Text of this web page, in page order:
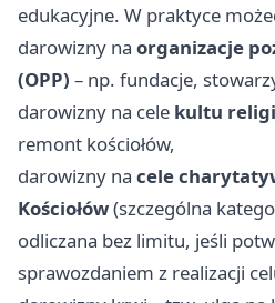
edukacyjne. W praktyce
darowizny na organizacje
(OPP) – np. fundacje,
darowizny na cele kultu
remont kościołów,
darowizny na cele
Kościołów(szczególna
odliczana bez limitu, jeśli
sprawozdaniem z realizacji